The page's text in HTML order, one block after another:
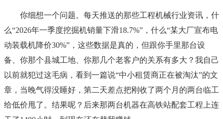
你细想一个问题。每天推送的那些工程机械行业资讯，什
么“2026年一季度挖掘机销量下滑18.7%”，什么“某大厂宣布电
动装载机降价30%”，这些数据是真的，但跟你手里那台设
备、你那个县城工地、你那几个老客户的关系有多大？我自己
以前就犯过这毛病，看到一篇说“中小租赁商正在被淘汰”的文
章，当晚气得没睡好，第二天差点把刚收了两个月的两台临工
给低价甩了。结果呢？后来那两台机器在高铁站配套工程上连